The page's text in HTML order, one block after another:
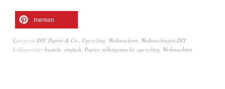
merken
Kategorie DIY, Papier & Co. Upcycling Weihnachten Weihnachtszeit-DIY
Schlagwörterbasteln einfach Papier, selbstgemacht upcycling Weihnachten